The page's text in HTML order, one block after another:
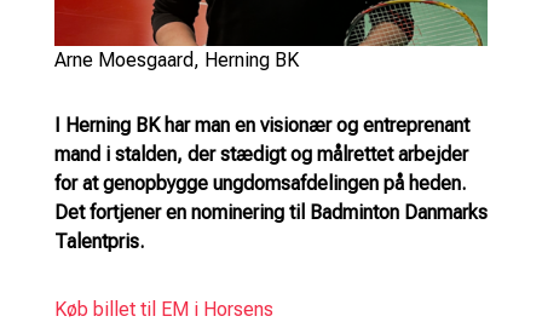
Arne Moesgaard, Herning BK
I Herning BK har man en visionær og entreprenant
mand i stalden, der stædigt og målrettet arbejder
for at genopbygge ungdomsafdelingen på heden.
Det fortjener en nominering til Badminton Danmarks
Talentpris.
Køb billet til EM i Horsens